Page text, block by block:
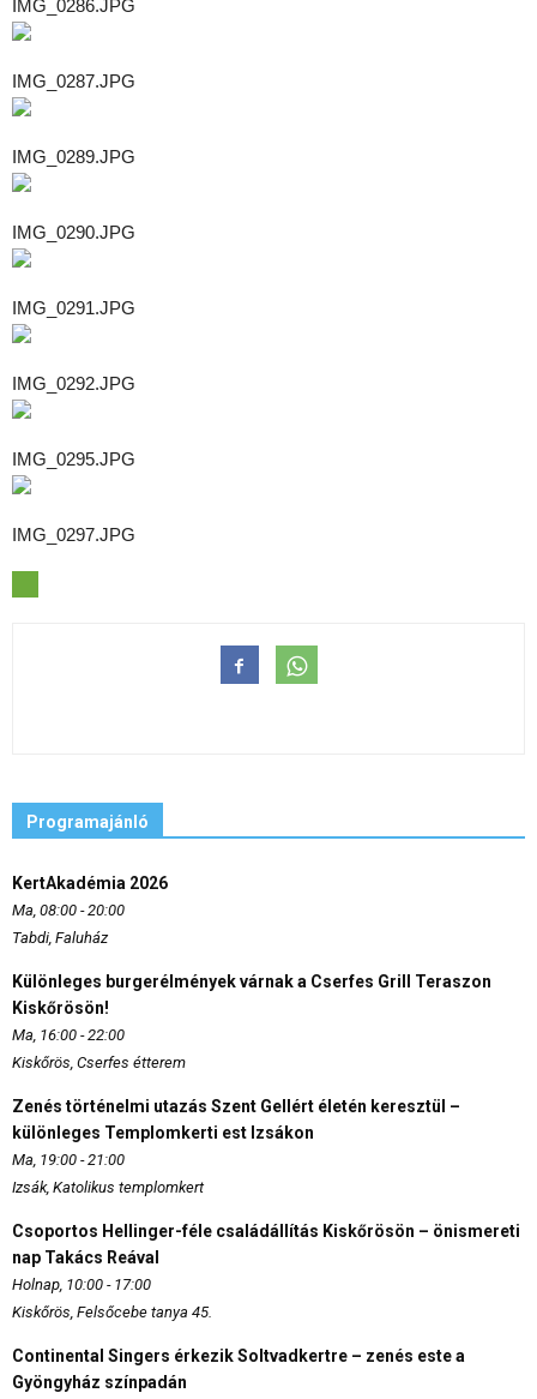
IMG_0286.JPG
IMG_0287.JPG
IMG_0289.JPG
IMG_0290.JPG
IMG_0291.JPG
IMG_0292.JPG
IMG_0295.JPG
IMG_0297.JPG
Programajánló
KertAkadémia 2026
Ma, 08:00 - 20:00
Tabdi, Faluház
Különleges burgerélmények várnak a Cserfes Grill Teraszon
Kiskőrösön!
Ma, 16:00 - 22:00
Kiskőrös, Cserfes étterem
Zenés történelmi utazás Szent Gellért életén keresztül –
különleges Templomkerti est Izsákon
Ma, 19:00 - 21:00
Izsák, Katolikus templomkert
Csoportos Hellinger-féle családállítás Kiskőrösön – önismereti
nap Takács Reával
Holnap, 10:00 - 17:00
Kiskőrös, Felsőcebe tanya 45.
Continental Singers érkezik Soltvadkertre – zenés este a
Gyöngyház színpadán